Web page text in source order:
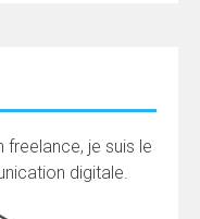
je suis le
digitale.